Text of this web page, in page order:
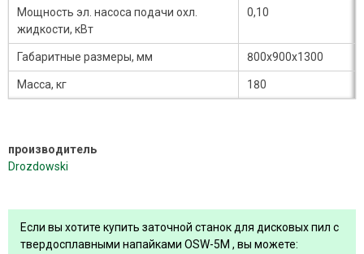
Мощность эл. насоса подачи охл.
жидкости, кВт
0,10
Габаритные размеры, мм 800х900х1300
Масса, кг 180
производитель
Drozdowski
Если вы хотите купить заточной станок для дисковых пил с
твердосплавными напайками OSW-5M , вы можете: